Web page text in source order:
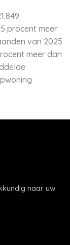
procent meer
van 2025
meer dan
naar uw